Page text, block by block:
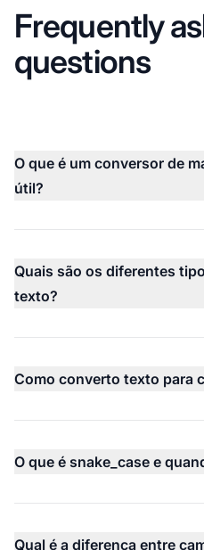
Frequently
questions
O que é um conversor de
útil?
Quais são os diferentes
texto?
Como converto texto para
O que é snake_case e
Qual é a diferença entre